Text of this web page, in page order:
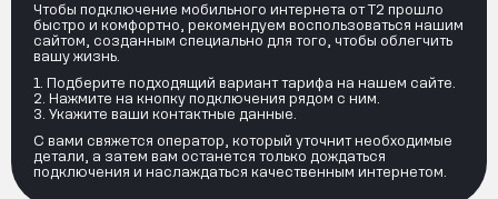
Чтобы подключение мобильного интернета от Т2 прошло
быстро и комфортно, рекомендуем воспользоваться нашим
сайтом, созданным специально для того, чтобы облегчить
вашу жизнь.
Подберите подходящий вариант тарифа на нашем сайте.
Нажмите на кнопку подключения рядом с ним.
Укажите ваши контактные данные.
С вами свяжется оператор, который уточнит необходимые
детали, а затем вам останется только дождаться
подключения и наслаждаться качественным интернетом.